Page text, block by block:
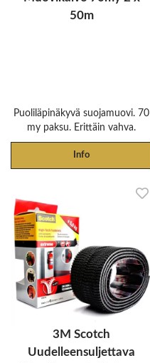
50m
Puoliläpinäkyvä suojamuovi. 70
my paksu. Erittäin vahva.
Info
3M Scotch
Uudelleensuljettava